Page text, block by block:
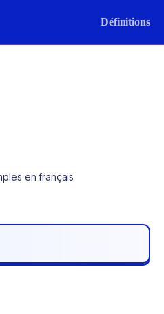
Définitions
en français